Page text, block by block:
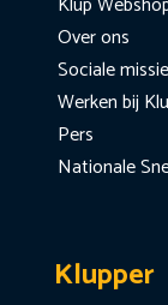
Over ons
Sociale
Werken bij
Pers
Nationale
Klupper